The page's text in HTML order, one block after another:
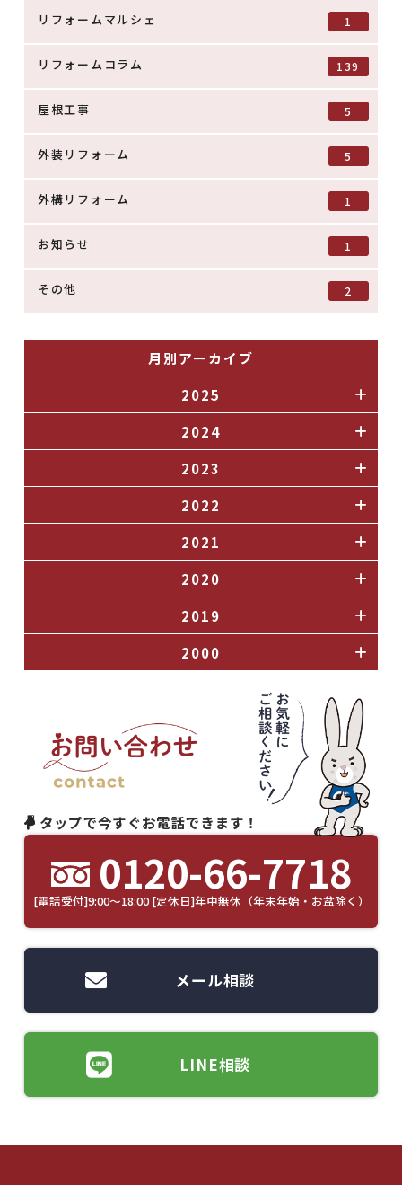
リフォームマルシェ 1
リフォームコラム 139
屋根工事 5
外装リフォーム 5
外構リフォーム 1
お知らせ 1
その他 2
月別アーカイブ
2025
2024
2023
2022
2021
2020
2019
2000
タップで今すぐお電話できます！
0120-66-7718
[電話受付]9:00～18:00 [定休日]年中無休（年末年始・お盆除く）
メール相談
LINE相談